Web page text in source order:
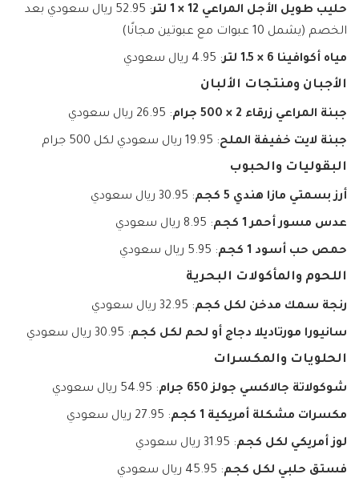
حليب طويل الأجل المراعي 12 × 1 لتر
: 52.95 ريال سعودي بعد
الخصم (يشمل 10 عبوات مع عبوتين مجانًا)
مياه أكوافينا 6 × 1.5 لتر : 4.95 ريال سعودي
الأجبان ومنتجات الألبان
جبنة المراعي زرقاء 2 × 500 جرام : 26.95 ريال سعودي
جبنة لايت خفيفة الملح: 19.95 ريال سعودي لكل 500 جرام
البقوليات والحبوب
أرز بسمتي مازا هندي 5 كجم : 30.95 ريال سعودي
عدس مسور أحمر 1 كجم : 8.95 ريال سعودي
حمص حب أسود 1 كجم : 5.95 ريال سعودي
اللحوم والمأكولات البحرية
رنجة سمك مدخن لكل كجم: 32.95 ريال سعودي
سانيورا مورتاديلا دجاج أو لحم لكل كجم: 30.95 ريال سعودي
الحلويات والمكسرات
شوكولاتة جالاكسي جولز 650 جرام : 54.95 ريال سعودي
مكسرات مشكلة أمريكية 1 كجم : 27.95 ريال سعودي
لوز أمريكي لكل كجم: 31.95 ريال سعودي
فستق حلبي لكل كجم: 45.95 ريال سعودي